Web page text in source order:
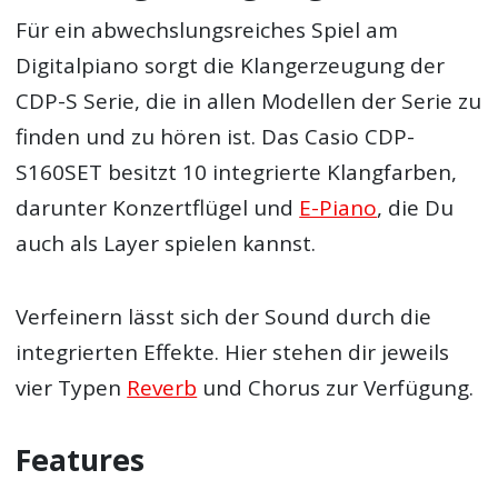
Für ein abwechslungsreiches Spiel am
Digitalpiano sorgt die Klangerzeugung der
CDP-S Serie, die in allen Modellen der Serie zu
finden und zu hören ist. Das Casio CDP-
S160SET besitzt 10 integrierte Klangfarben,
darunter Konzertflügel und E-Piano, die Du
auch als Layer spielen kannst.
Verfeinern lässt sich der Sound durch die
integrierten Effekte. Hier stehen dir jeweils
vier Typen Reverb und Chorus zur Verfügung.
Features